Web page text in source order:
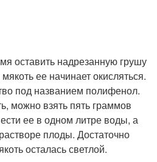
оставить надрезанную грушу
ее начинает окисляться.
под названием полифенол.
можно взять пять граммов
ее в одном литре воды, а
плоды. Достаточно
осталась светлой.